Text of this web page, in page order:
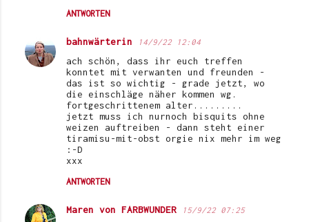
ANTWORTEN
bahnwärterin 14/9/22 12:04
ach schön, dass ihr euch treffen
konntet mit verwanten und freunden -
das ist so wichtig - grade jetzt, wo
die einschläge näher kommen wg.
fortgeschrittenem alter.........
jetzt muss ich nurnoch bisquits ohne
weizen auftreiben - dann steht einer
tiramisu-mit-obst orgie nix mehr im weg
:-D
xxx
ANTWORTEN
Maren von FARBWUNDER 15/9/22 07:25